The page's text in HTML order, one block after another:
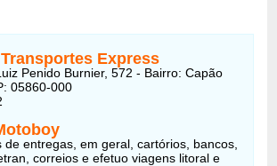
Express
Penido Burnier, 572 - Bairro: Capão
05860-000
de entregas, em geral, cartórios, bancos,
correios e efetuo viagens litoral e